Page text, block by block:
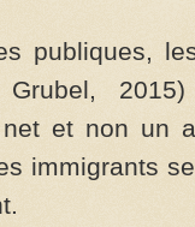
publiques,
2015)
et non un
immigrants